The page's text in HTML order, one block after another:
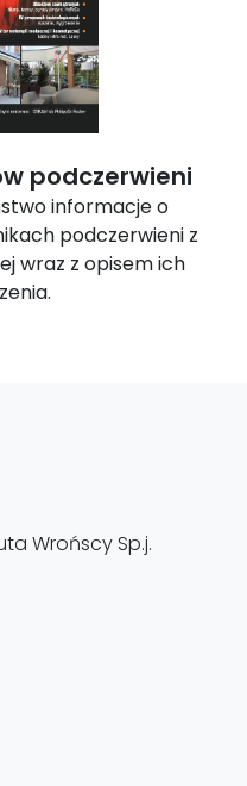
podczerwieni
informacje o
podczerwieni z
wraz z opisem ich
Wrońscy Sp.j.